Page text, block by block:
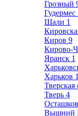
Грозный
Гудермес
Шали 1
Киров 9
Кирово-
Яранск 1
Харьков
Тверская
Тверь 4
Осташков
Вышний